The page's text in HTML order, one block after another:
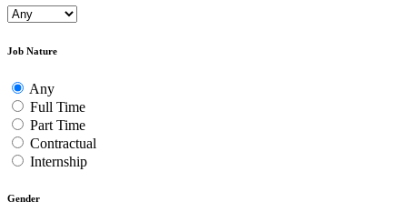
Job Nature
Any
Full Time
Part Time
Contractual
Internship
Gender